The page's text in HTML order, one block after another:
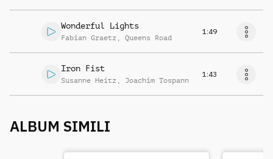
Wonderful Lights
Fabian Graetz , Queens Road
1:49
Iron Fist
Susanne Heitz , Joachim Tospann
1:43
ALBUM SIMILI